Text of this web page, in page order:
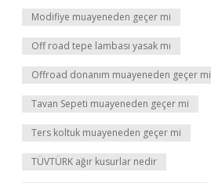
Modifiye muayeneden geçer mi
Off road tepe lambası yasak mı
Offroad donanım muayeneden geçer mi
Tavan Sepeti muayeneden geçer mi
Ters koltuk muayeneden geçer mi
TÜVTÜRK ağır kusurlar nedir